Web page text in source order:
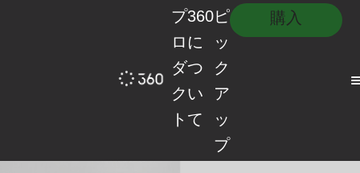
プ
ロ
ダ
ク
ト
360
に
つ
い
て
ピ
ッ
ク
ア
ッ
プ
購入
Wrist Pillow